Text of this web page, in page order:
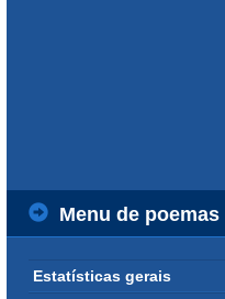
Menu de poemas
Estatísticas gerais